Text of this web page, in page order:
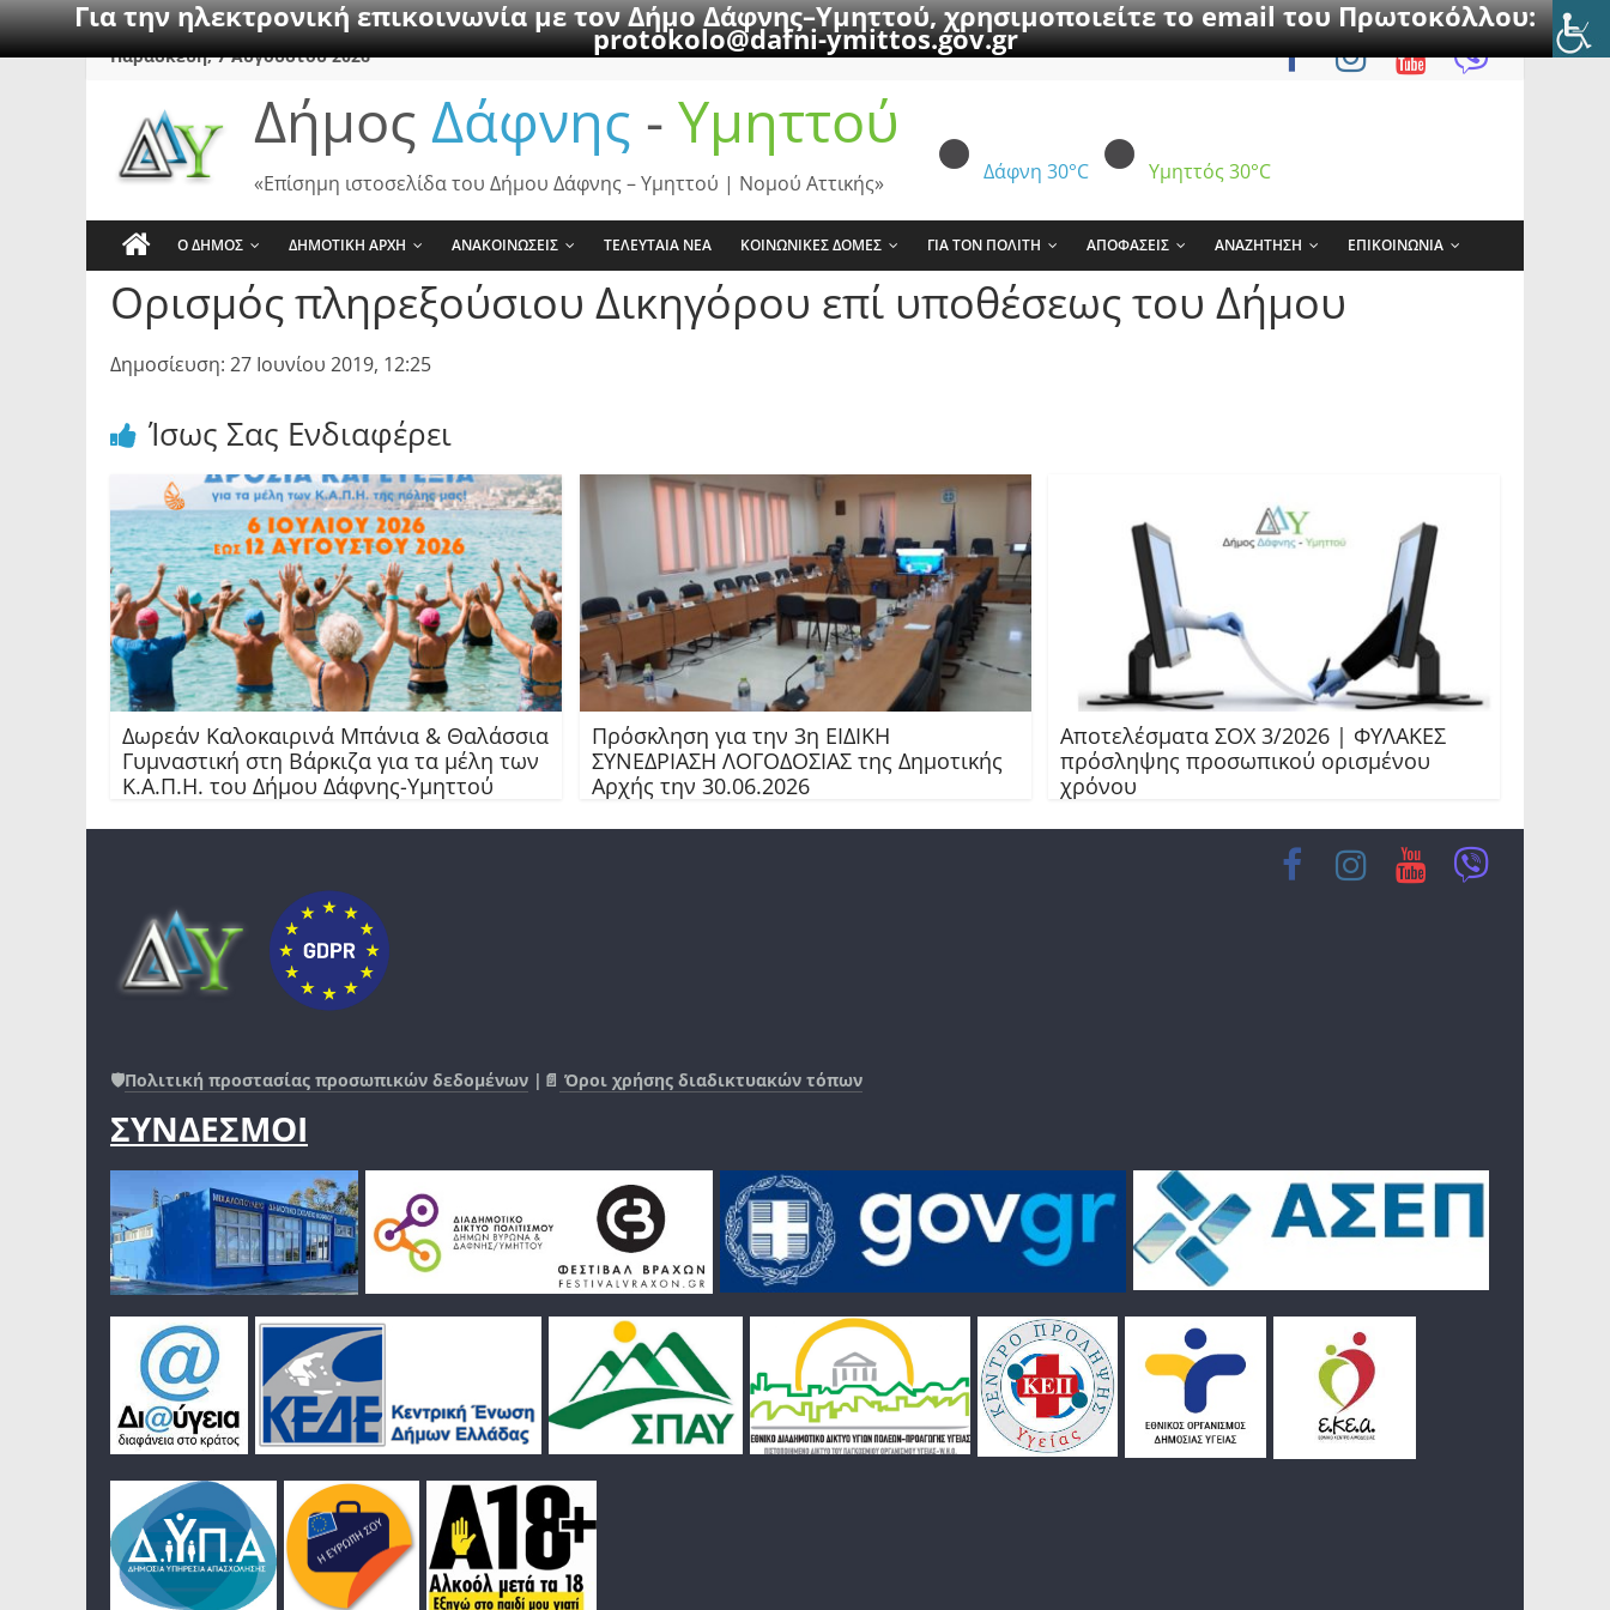
Για την ηλεκτρονική επικοινωνία με τον Δήμο Δάφνης–Υμηττού, χρησιμοποιείτε το email του Πρωτοκόλλου:
protokolo@dafni-ymittos.gov.gr
SkipΠαρασκευή, 7 Αυγούστου 2026
Δήμος Δάφνης - Υμηττού
Δάφνη 30°C Υμηττός 30°C
«Επίσημη ιστοσελίδα του Δήμου Δάφνης – Υμηττού | Νομού Αττικής»
Ο ΔΗΜΟΣ ΔΗΜΟΤΙΚΗ ΑΡΧΗ ΑΝΑΚΟΙΝΩΣΕΙΣ ΤΕΛΕΥΤΑΙΑ ΝΕΑ ΚΟΙΝΩΝΙΚΕΣ ΔΟΜΕΣ ΓΙΑ ΤΟΝ ΠΟΛΙΤΗ ΑΠΟΦΑΣΕΙΣ ΑΝΑΖΗΤΗΣΗ ΕΠΙΚΟΙΝΩΝΙΑ
Ορισμός πληρεξούσιου Δικηγόρου επί υποθέσεως του Δήμου
Δημοσίευση: 27 Ιουνίου 2019, 12:25
Ίσως Σας Ενδιαφέρει
Δωρεάν Καλοκαιρινά Μπάνια & Θαλάσσια
Γυμναστική στη Βάρκιζα για τα μέλη των
Κ.Α.Π.Η. του Δήμου Δάφνης-Υμηττού
Πρόσκληση για την 3η ΕΙΔΙΚΗ
ΣΥΝΕΔΡΙΑΣΗ ΛΟΓΟΔΟΣΙΑΣ της Δημοτικής
Αρχής την 30.06.2026
Αποτελέσματα ΣΟΧ 3/2026 | ΦΥΛΑΚΕΣ
πρόσληψης προσωπικού ορισμένου
χρόνου
🛡️Πολιτική προστασίας προσωπικών δεδομένων |📄 Όροι χρήσης διαδικτυακών τόπων
ΣΥΝΔΕΣΜΟΙ